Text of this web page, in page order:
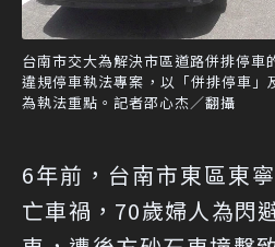
台南市交大為解決市區道路併排停車
違規停車執法專案，以「併排停車」
為執法重點。記者邵心杰／翻攝
6年前，台南市東區東
亡車禍，70歲婦人為閃